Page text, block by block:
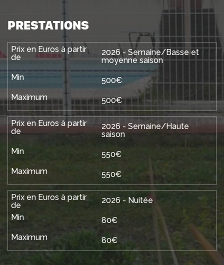
PRESTATIONS
2026 - Semaine/Basse et
moyenne saison
500€
500€
2026 - Semaine/Haute
saison
550€
550€
2026 - Nuitée
80€
80€